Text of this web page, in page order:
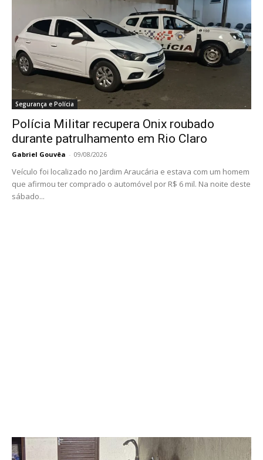
Segurança e Polícia
Polícia Militar recupera Onix roubado
durante patrulhamento em Rio Claro
Gabriel Gouvêa - 09/08/2026
Veículo foi localizado no Jardim Araucária e estava com um homem
que afirmou ter comprado o automóvel por R$ 6 mil. Na noite deste
sábado...